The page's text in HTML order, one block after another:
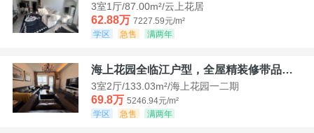
3室1厅/87.00m²/云上花居
62.88万 7227.59元/m²
学区
急售 满两年
海上花园全临江户型，全屋精装修带品牌家具家电，诚意出售！
3室2厅/133.03m²/海上花园一二期
69.8万 5246.94元/m²
学区
急售 满两年